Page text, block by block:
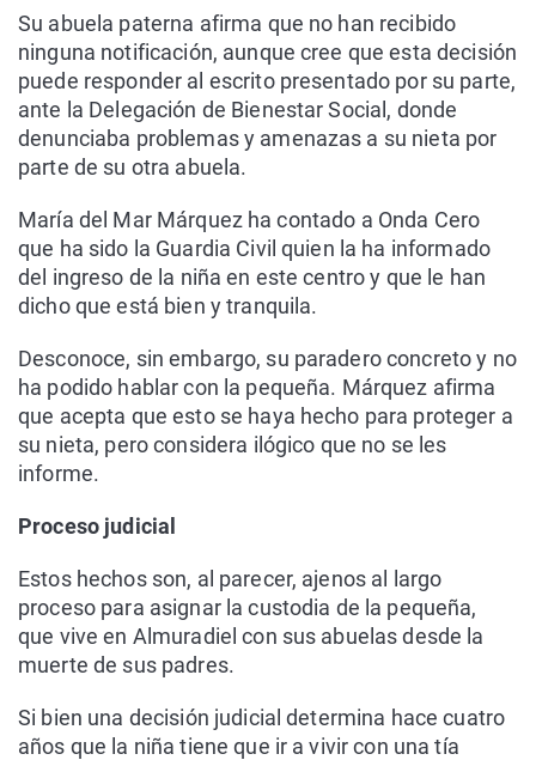
Su abuela paterna afirma que no han recibido
ninguna notificación, aunque cree que esta decisión
puede responder al escrito presentado por su parte,
ante la Delegación de Bienestar Social, donde
denunciaba problemas y amenazas a su nieta por
parte de su otra abuela.
María del Mar Márquez ha contado a Onda Cero
que ha sido la Guardia Civil quien la ha informado
del ingreso de la niña en este centro y que le han
dicho que está bien y tranquila.
Desconoce, sin embargo, su paradero concreto y no
ha podido hablar con la pequeña. Márquez afirma
que acepta que esto se haya hecho para proteger a
su nieta, pero considera ilógico que no se les
informe.
Proceso judicial
Estos hechos son, al parecer, ajenos al largo
proceso para asignar la custodia de la pequeña,
que vive en Almuradiel con sus abuelas desde la
muerte de sus padres.
Si bien una decisión judicial determina hace cuatro
años que la niña tiene que ir a vivir con una tía